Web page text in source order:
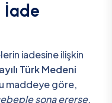
İade
iadesine ilişkin
Türk Medeni
maddeye göre,
sona ererse,